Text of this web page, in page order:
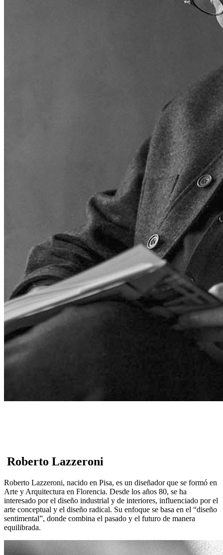
Roberto Lazzeroni
Roberto Lazzeroni, nacido en Pisa, es un diseñador que se formó en
Arte y Arquitectura en Florencia. Desde los años 80, se ha
interesado por el diseño industrial y de interiores, influenciado por el
arte conceptual y el diseño radical. Su enfoque se basa en el “diseño
sentimental”, donde combina el pasado y el futuro de manera
equilibrada.